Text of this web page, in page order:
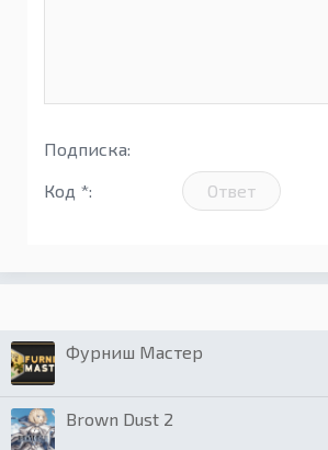
Подписка:
Код *:
Фурниш Мастер
Brown Dust 2